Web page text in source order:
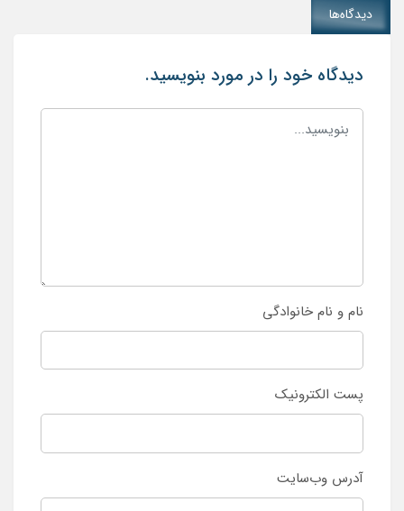
دیدگاه‌ها
دیدگاه خود را در مورد بنویسید.
نام و نام خانوادگی
پست الکترونیک
آدرس وب‌سایت